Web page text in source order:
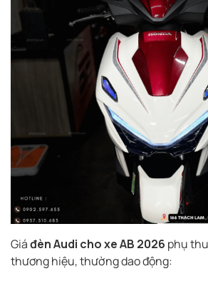
Giáđèn Audi cho xe AB 2026 phụ
thương hiệu, thường dao động: